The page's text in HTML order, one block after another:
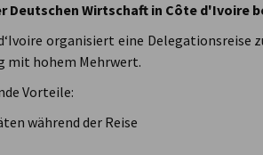
Deutschen Wirtschaft in Côte d'Ivoire
organisiert eine Delegationsreise
mit hohem Mehrwert.
Vorteile:
während der Reise